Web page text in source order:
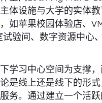
体设施与大学的实体
如苹果校园体验店、
验间、数字资源中心
学习中心空间为支撑
是线上还是线下的形
务。通过建立一个活